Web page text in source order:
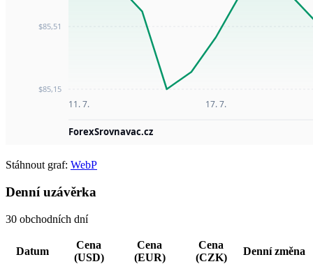
Stáhnout graf: WebP
Denní uzávěrka
30 obchodních dní
Datum
Cena
(USD)
Cena
(EUR)
Cena
(CZK)
Denní změna